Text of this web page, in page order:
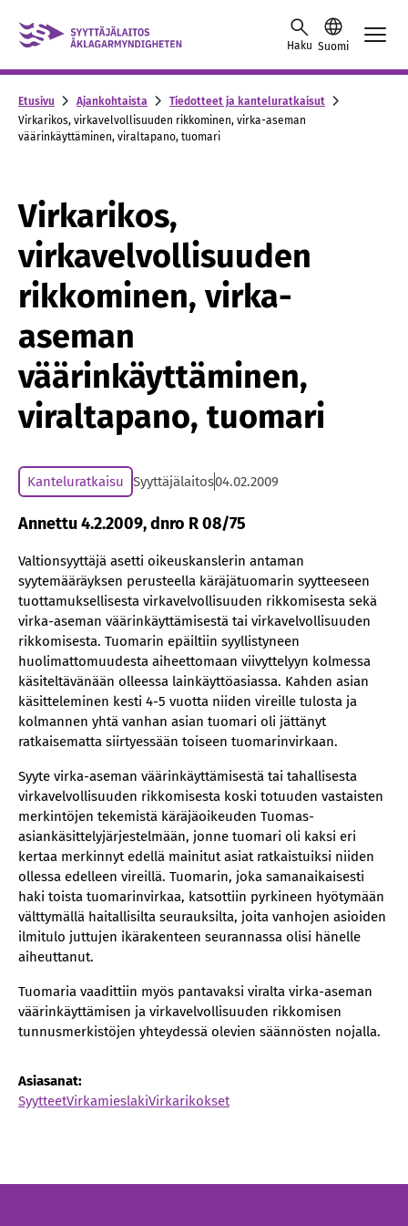
Skip to content -saavutettavuusohje
Haku Suomi
Etusivu Ajankohtaista
Tiedotteet ja kanteluratkaisut
Virkarikos, virkavelvollisuuden rikkominen, virka-aseman
väärinkäyttäminen, viraltapano, tuomari
Virkarikos,
virkavelvollisuuden
rikkominen, virka-
aseman
väärinkäyttäminen,
viraltapano, tuomari
Kanteluratkaisu Syyttäjälaitos04.02.2009
Annettu 4.2.2009, dnro R 08/75
Valtionsyyttäjä asetti oikeuskanslerin antaman
syytemääräyksen perusteella käräjätuomarin syytteeseen
tuottamuksellisesta virkavelvollisuuden rikkomisesta sekä
virka-aseman väärinkäyttämisestä tai virkavelvollisuuden
rikkomisesta. Tuomarin epäiltiin syyllistyneen
huolimattomuudesta aiheettomaan viivyttelyyn kolmessa
käsiteltävänään olleessa lainkäyttöasiassa. Kahden asian
käsitteleminen kesti 4-5 vuotta niiden vireille tulosta ja
kolmannen yhtä vanhan asian tuomari oli jättänyt
ratkaisematta siirtyessään toiseen tuomarinvirkaan.
Syyte virka-aseman väärinkäyttämisestä tai tahallisesta
virkavelvollisuuden rikkomisesta koski totuuden vastaisten
merkintöjen tekemistä käräjäoikeuden Tuomas-
asiankäsittelyjärjestelmään, jonne tuomari oli kaksi eri
kertaa merkinnyt edellä mainitut asiat ratkaistuiksi niiden
ollessa edelleen vireillä. Tuomarin, joka samanaikaisesti
haki toista tuomarinvirkaa, katsottiin pyrkineen hyötymään
välttymällä haitallisilta seurauksilta, joita vanhojen asioiden
ilmitulo juttujen ikärakenteen seurannassa olisi hänelle
aiheuttanut.
Tuomaria vaadittiin myös pantavaksi viralta virka-aseman
väärinkäyttämisen ja virkavelvollisuuden rikkomisen
tunnusmerkistöjen yhteydessä olevien säännösten nojalla.
Asiasanat:
SyytteetVirkamieslakiVirkarikokset